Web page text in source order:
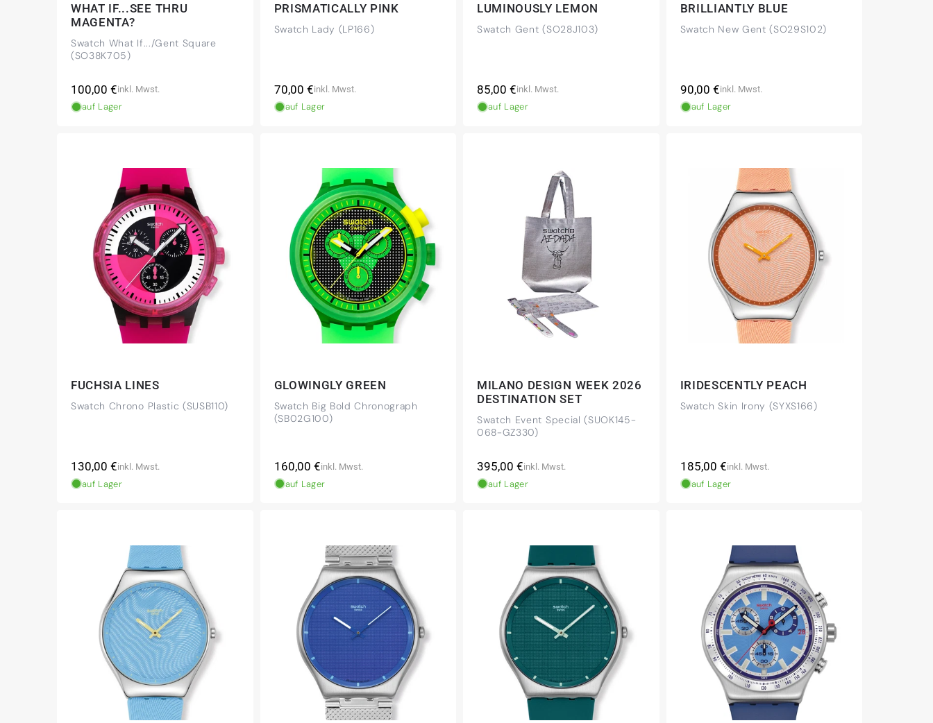
WHAT IF...SEE THRU
MAGENTA?
Swatch What If.../Gent Square
(SO38K705)
Normaler
Preis
100,00 €inkl. Mwst.
auf Lager
PRISMATICALLY PINK
Swatch Lady (LP166)
Normaler
Preis
70,00 €inkl. Mwst.
auf Lager
LUMINOUSLY LEMON
Swatch Gent (SO28J103)
Normaler
Preis
85,00 €inkl. Mwst.
auf Lager
BRILLIANTLY BLUE
Swatch New Gent (SO29S102)
Normaler
Preis
90,00 €inkl. Mwst.
auf Lager
FUCHSIA LINES
Swatch Chrono Plastic (SUSB110)
Normaler
Preis
130,00 €inkl. Mwst.
auf Lager
GLOWINGLY GREEN
Swatch Big Bold Chronograph
(SB02G100)
Normaler
Preis
160,00 €inkl. Mwst.
auf Lager
MILANO DESIGN WEEK 2026
DESTINATION SET
Swatch Event Special (SUOK145-
068-GZ330)
Normaler
Preis
395,00 €inkl. Mwst.
auf Lager
IRIDESCENTLY PEACH
Swatch Skin Irony (SYXS166)
Normaler
Preis
185,00 €inkl. Mwst.
auf Lager